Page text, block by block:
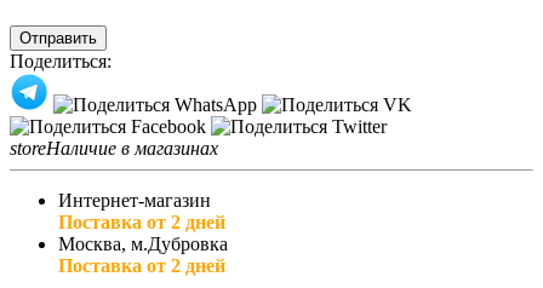
Отправить
Поделиться:
storeНаличие в магазинах
Интернет-магазин
Поставка от 2 дней
Москва, м.Дубровка
Поставка от 2 дней